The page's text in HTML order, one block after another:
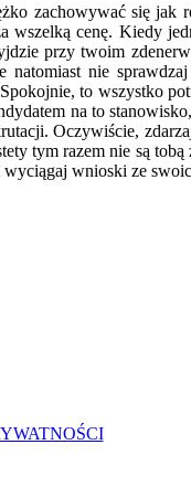
zachowywać się jak
cenę. Kiedy
przy twoim
natomiast nie
to wszystko
na to
Oczywiście,
tym razem nie są
wnioski ze